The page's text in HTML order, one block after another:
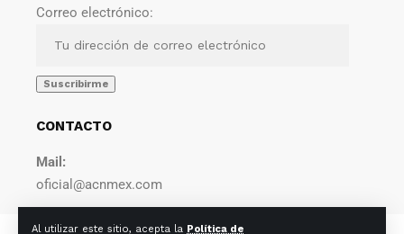
Al utilizar este sitio, acepta la Política de
Correo electrónico:
CONTACTO
Mail:
oficial@acnmex.com